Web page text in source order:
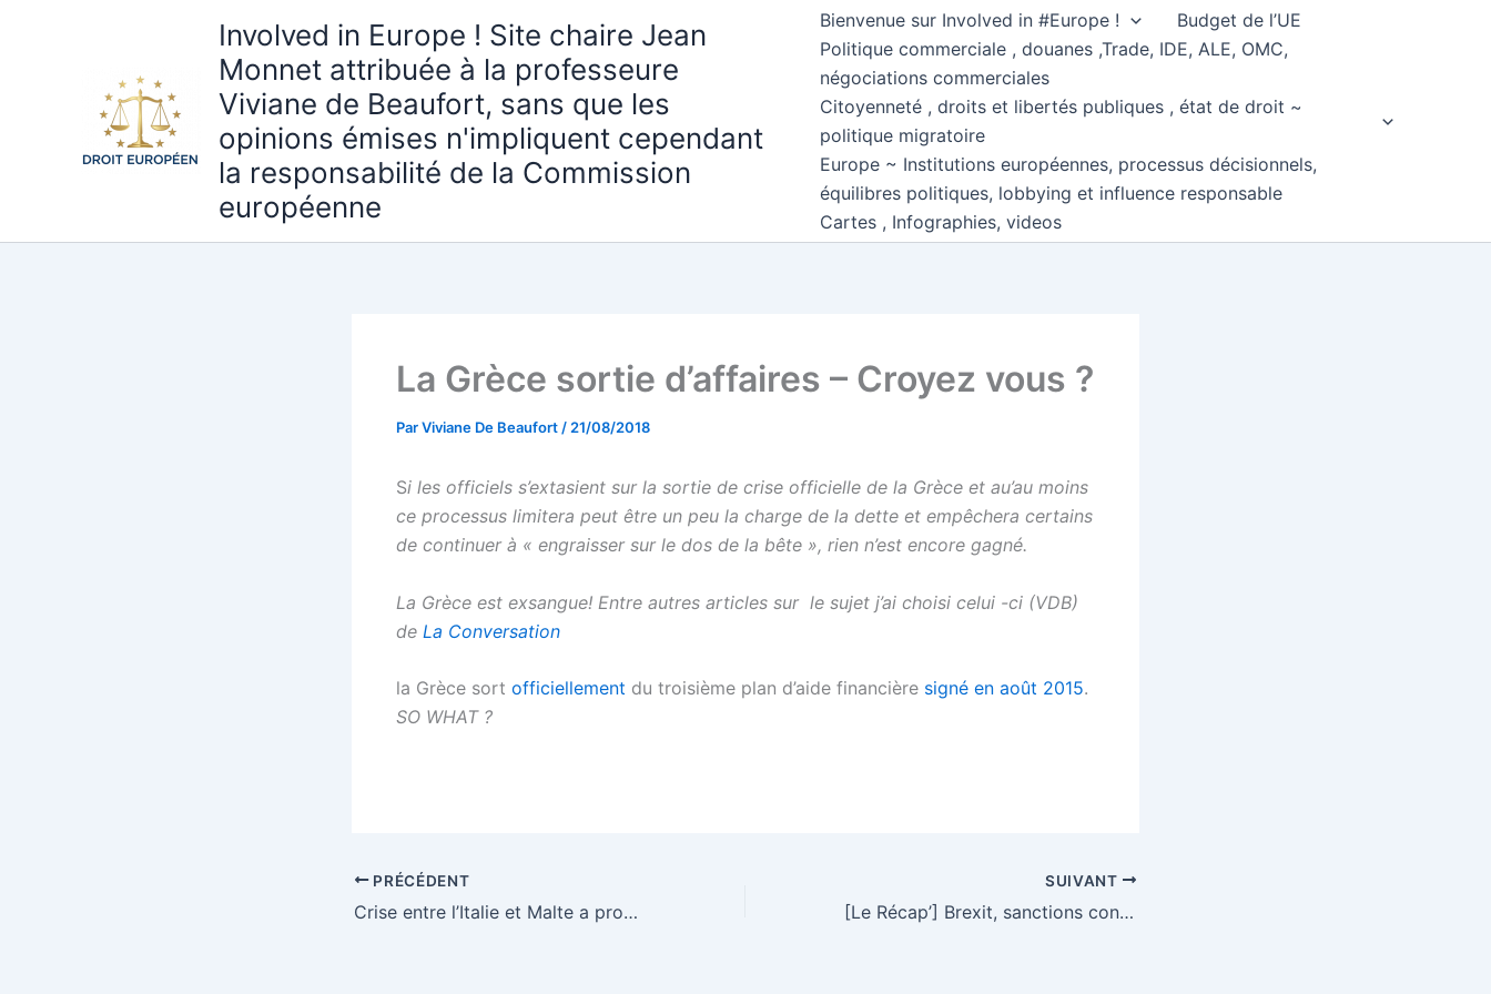
Involved in Europe ! Site chaire Jean
Monnet attribuée à la professeure
Viviane de Beaufort, sans que les
opinions émises n'impliquent cependant
la responsabilité de la Commission
européenne
Bienvenue sur Involved in #Europe !
Budget de l’UE
Politique commerciale , douanes ,Trade, IDE, ALE, OMC,
négociations commerciales
Citoyenneté , droits et libertés publiques , état de droit ~
politique migratoire
Europe ~ Institutions européennes, processus décisionnels,
équilibres politiques, lobbying et influence responsable
Cartes , Infographies, videos
La Grèce sortie d’affaires – Croyez vous ?
ParViviane De Beaufort / 21/08/2018
Si les officiels s’extasient sur la sortie de crise officielle de la Grèce et au’au moins
ce processus limitera peut être un peu la charge de la dette et empêchera certains
de continuer à « engraisser sur le dos de la bête », rien n’est encore gagné.
La Grèce est exsangue! Entre autres articles sur le sujet j’ai choisi celui -ci (VDB)
de La Conversation
la Grèce sort officiellement du troisième plan d’aide financière signé en août 2015.
SO WHAT ?
PRÉCÉDENT
Crise entre l’Italie et Malte a propos des « migrant boats »
SUIVANT
[Le Récap’] Brexit, sanctions contre l’Iran et fin du programme d’aide à la Grèce : les 3 infos de la semaine à retenir